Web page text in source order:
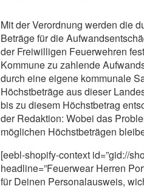
Mit der Verordnung werden die
Beträge für die
der Freiwilligen Feuerwehren
Kommune zu zahlende
durch eine eigene kommunale
Höchstbeträge aus dieser
bis zu diesem Höchstbetrag
der Redaktion: Wobei das
möglichen Höchstbeträgen
[eebl-shopify-context id=”gid://
headline=”Feuerwear Herren
für Deinen Personalausweis,